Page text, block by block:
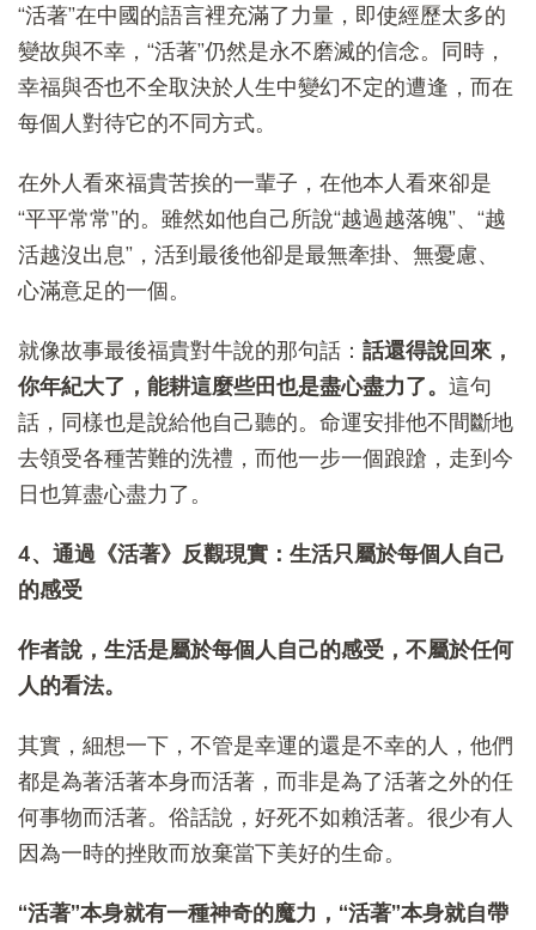
“活著”在中國的語言裡充滿了力量，即使經歷太多的
變故與不幸，“活著”仍然是永不磨滅的信念。同時，
幸福與否也不全取決於人生中變幻不定的遭逢，而在
每個人對待它的不同方式。
在外人看來福貴苦挨的一輩子，在他本人看來卻是
“平平常常”的。雖然如他自己所說“越過越落魄”、“越
活越沒出息”，活到最後他卻是最無牽掛、無憂慮、
心滿意足的一個。
就像故事最後福貴對牛說的那句話： 話還得說回來，
你年紀大了，能耕這麼些田也是盡心盡力了。 這句
話，同樣也是說給他自己聽的。命運安排他不間斷地
去領受各種苦難的洗禮，而他一步一個踉蹌，走到今
日也算盡心盡力了。
4、通過《活著》反觀現實：生活只屬於每個人自己
的感受
作者說，生活是屬於每個人自己的感受，不屬於任何
人的看法。
其實，細想一下，不管是幸運的還是不幸的人，他們
都是為著活著本身而活著，而非是為了活著之外的任
何事物而活著。俗話說，好死不如賴活著。很少有人
因為一時的挫敗而放棄當下美好的生命。
“活著”本身就有一種神奇的魔力，“活著”本身就自帶